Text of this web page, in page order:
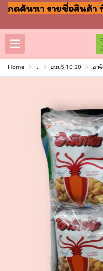
กดค้นหา รายชื่อสินค้า
Home ... ขนม5 10 20 อา